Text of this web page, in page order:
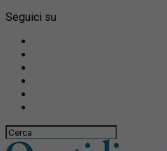
Seguici su